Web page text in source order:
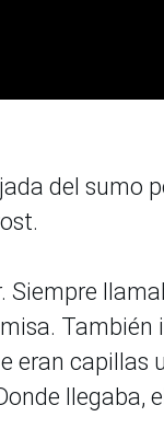
del sumo
Siempre
También
eran capillas
llegaba,